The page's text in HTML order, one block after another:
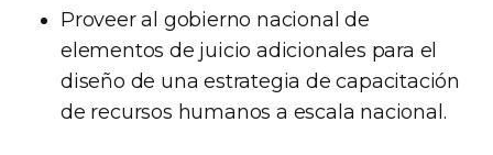
Proveer al gobierno nacional de
elementos de juicio adicionales para el
diseño de una estrategia de capacitación
de recursos humanos a escala nacional.